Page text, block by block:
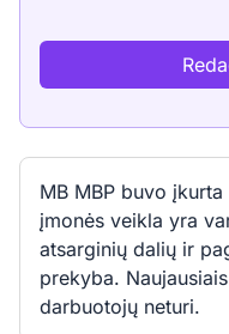
MB MBP buvo
įmonės veikla yra
atsarginių dalių ir
prekyba.
darbuotojų neturi.